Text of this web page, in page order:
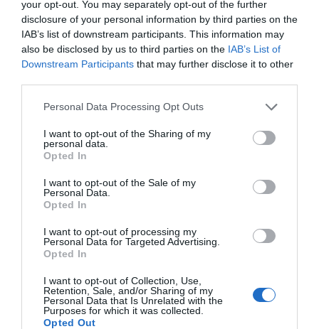
your opt-out. You may separately opt-out of the further
disclosure of your personal information by third parties on the
IAB’s list of downstream participants. This information may
also be disclosed by us to third parties on the IAB’s List of
Downstream Participants that may further disclose it to other
Personal Data Processing Opt Outs
I want to opt-out of the Sharing of my
personal data.
Opted In
I want to opt-out of the Sale of my
Personal Data.
Opted In
I want to opt-out of processing my
Personal Data for Targeted Advertising.
Opted In
I want to opt-out of Collection, Use,
Retention, Sale, and/or Sharing of my
Personal Data that Is Unrelated with the
Purposes for which it was collected.
Opted Out
2Playbook
Nace FanPlay TV con toda la Primera Federación,
LaLiga Hypermotion y Eurosport
2Playbook
audiovisuales de LaLiga en Francia hasta 2029